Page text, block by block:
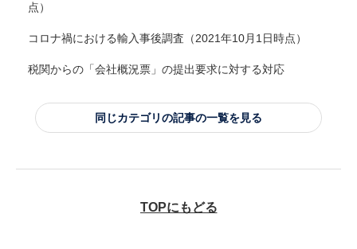
点）
コロナ禍における輸入事後調査（2021年10月1日時点）
税関からの「会社概況票」の提出要求に対する対応
同じカテゴリの記事の一覧を見る
TOPにもどる